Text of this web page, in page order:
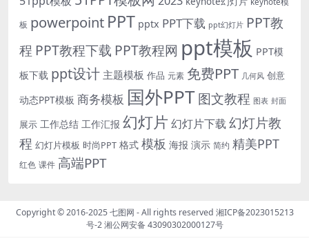
板 powerpoint PPT pptx PPT下载 ppt幻灯片 PPT教
程 PPT教程下载 PPT教程网 ppt模板 PPT模
板下载 ppt设计 主题模板 作品 元素 免费PPT 几何风 创意
动态PPT模板 商务模板 国外PPT图文教程 图表 封面
展示 工作总结 工作汇报 幻灯片 幻灯片下载 幻灯片教
程 幻灯片模板 时尚PPT 格式 模板 海报 演示 简约 精美PPT
红色 课件 高端PPT
Copyright © 2016-2025七图网 - All rights reserved 湘ICP备2023015213
号-2湘公网安备 43090302000127号